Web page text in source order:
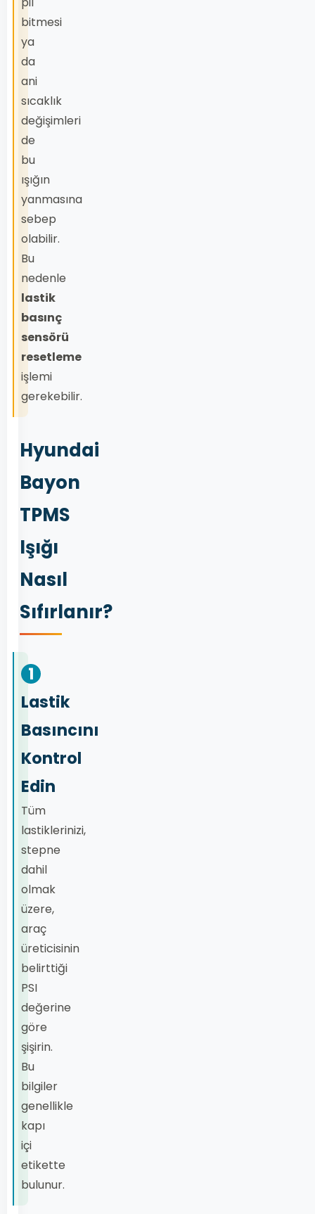
bitmesi
ya
da
ani
sıcaklık
değişimleri
de
bu
ışığın
yanmasına
sebep
olabilir.
Bu
nedenle
lastik
basınç
sensörü
resetleme
işlemi
gerekebilir.
Hyundai
Bayon
TPMS
Işığı
Nasıl
Sıfırlanır?
1
Lastik
Basıncını
Kontrol
Edin
Tüm
lastiklerinizi,
stepne
dahil
olmak
üzere,
araç
üreticisinin
belirttiği
PSI
değerine
göre
şişirin.
Bu
bilgiler
genellikle
kapı
içi
etikette
bulunur.